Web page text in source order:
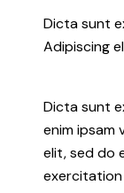
Dicta sunt
Adipiscing
Dicta sunt
enim ipsam
elit, sed do
exercitation